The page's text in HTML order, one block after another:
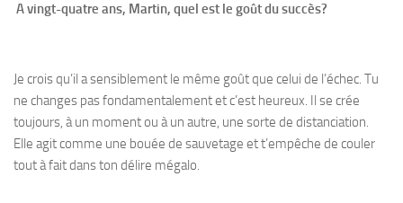
A vingt-quatre ans, Martin, quel est le goût du succès?
Je crois qu’il a sensiblement le même goût que celui de l’échec. Tu
ne changes pas fondamentalement et c’est heureux. Il se crée
toujours, à un moment ou à un autre, une sorte de distanciation.
Elle agit comme une bouée de sauvetage et t’empêche de couler
tout à fait dans ton délire mégalo.